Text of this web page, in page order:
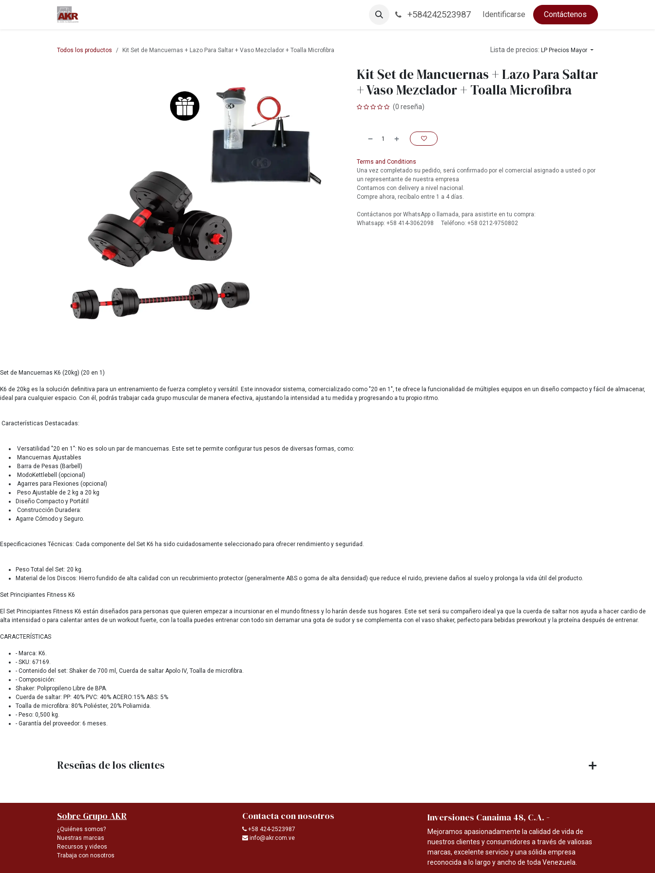
Empleos +584242523987 Identificarse Contáctenos
Todos los productos Kit Set de Mancuernas + Lazo Para Saltar + Vaso Mezclador + Toalla Microfibra Lista de precios: LP Precios Mayor
Kit Set de Mancuernas + Lazo Para Saltar
+ Vaso Mezclador + Toalla Microfibra
(0 reseña)
Terms and Conditions
Una vez completado su pedido, será confirmado por el comercial asignado a usted o por
un representante de nuestra empresa
Contamos con delivery a nivel nacional.
Compre ahora, recíbalo entre 1 a 4 días.
Contáctanos por WhatsApp o llamada, para asistirte en tu compra:
Whatsapp: +58 414-3062098 Teléfono: +58 0212-9750802
Set de Mancuernas K6 (20kg) (20 en 1)
K6 de 20kg es la solución definitiva para un entrenamiento de fuerza completo y versátil. Este innovador sistema, comercializado como "20 en 1", te ofrece la funcionalidad de múltiples equipos en un diseño compacto y fácil de almacenar,
ideal para cualquier espacio. Con él, podrás trabajar cada grupo muscular de manera efectiva, ajustando la intensidad a tu medida y progresando a tu propio ritmo.
Características Destacadas:
Versatilidad "20 en 1": No es solo un par de mancuernas. Este set te permite configurar tus pesos de diversas formas, como:
Mancuernas Ajustables
Barra de Pesas (Barbell)
ModoKettlebell (opcional)
Agarres para Flexiones (opcional)
Peso Ajustable de 2 kg a 20 kg
Diseño Compacto y Portátil
⁠Construcción Duradera:
Agarre Cómodo y Seguro.
Especificaciones Técnicas: Cada componente del Set K6 ha sido cuidadosamente seleccionado para ofrecer rendimiento y seguridad.
Peso Total del Set: 20 kg.
Material de los Discos: Hierro fundido de alta calidad con un recubrimiento protector (generalmente ABS o goma de alta densidad) que reduce el ruido, previene daños al suelo y prolonga la vida útil del producto.
Set Principiantes Fitness K6
El Set Principiantes Fitness K6 están diseñados para personas que quieren empezar a incursionar en el mundo fitness y lo harán desde sus hogares. Este set será su compañero ideal ya que la cuerda de saltar nos ayuda a hacer cardio de
alta intensidad o para calentar antes de un workout fuerte, con la toalla puedes entrenar con todo sin derramar una gota de sudor y se complementa con el vaso shaker, perfecto para bebidas preworkout y la proteína después de entrenar.
CARACTERÍSTICAS
- Marca: K6.
- SKU: 67169.
- Contenido del set: Shaker de 700 ml, Cuerda de saltar Apolo IV, Toalla de microfibra.
- Composición:
Shaker: Polipropileno Libre de BPA.
Cuerda de saltar: PP: 40% PVC: 40% ACERO:15% ABS: 5%
Toalla de microfibra: 80% Poliéster, 20% Poliamida.
- Peso: 0,500 kg.
- Garantía del proveedor: 6 meses.
Reseñas de los clientes
Sobre Grupo AKR
¿Quiénes somos?
Nuestras marcas
Recursos y videos
Trabaja con nosotros
Contacta con nosotros
+58 424-2523987
info@akr.com.ve
Inversiones Canaima 48, C.A. -
Mejoramos apasionadamente la calidad de vida de
nuestros clientes y consumidores a través de valiosas
marcas, excelente servicio y una sólida empresa
reconocida a lo largo y ancho de toda Venezuela.